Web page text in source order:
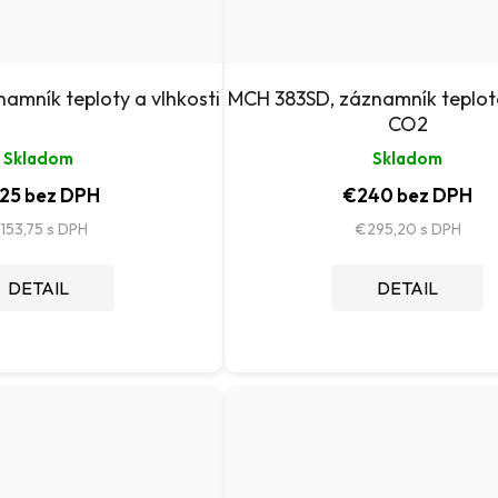
teploty a vlhkosti
Skladom
bez DPH
DETAIL
MCH 383SD, záznamník
CO2
Skladom
€240 bez DPH
€295,20
DETAIL